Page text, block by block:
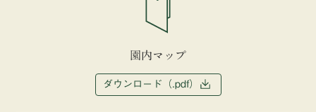
園内マップ
ダウンロード（.pdf）